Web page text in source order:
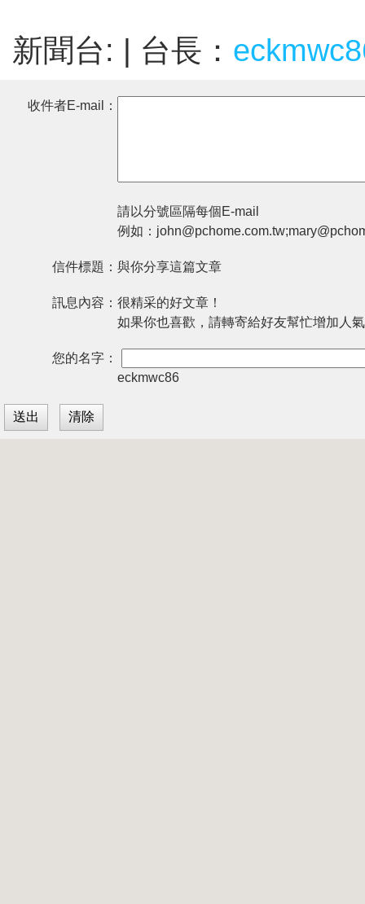
新聞台: | 台長：
收件者E-mail：
請以分號區隔每個E-mail
例如：
信件標題： 與你分享這篇文章
訊息內容： 很精采的好文章！
如果你也喜歡，請轉寄給好友幫忙增加人
您的名字：
eckmwc86